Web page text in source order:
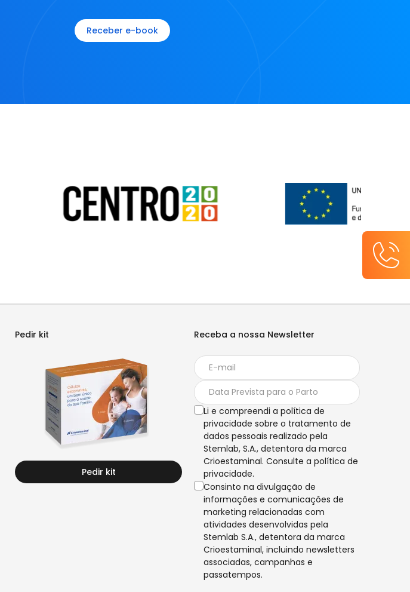
Receber e-book
Pedir kit
Pedir kit
Receba a nossa Newsletter
Li e compreendi a política de
privacidade sobre o tratamento de
dados pessoais realizado pela
Stemlab, S.A., detentora da marca
Crioestaminal. Consulte a política de
privacidade.
Consinto na divulgação de
informações e comunicações de
marketing relacionadas com
atividades desenvolvidas pela
Stemlab S.A., detentora da marca
Crioestaminal, incluindo newsletters
associadas, campanhas e
passatempos.